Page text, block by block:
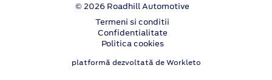
© 2026 Roadhill Automotive
Termeni si conditii
Confidentialitate
Politica cookies
platformă dezvoltată de Workleto